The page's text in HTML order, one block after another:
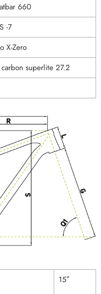
660
-7
X-Zero
superlite 27.2
15″